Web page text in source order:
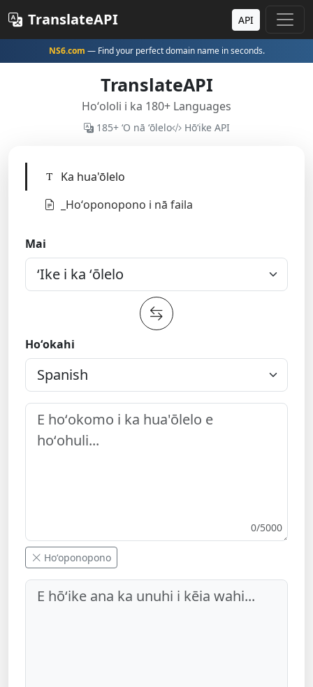
TranslateAPI API
NS6.com — Find your perfect domain name in seconds.
TranslateAPI
Hoʻololi i ka 180+ Languages
185+ ʻO nā ʻōlelo Hōʻike API
Ka hua'ōlelo
_Hoʻoponopono i nā faila
Mai
Hoʻokahi
0/5000
Hoʻoponopono